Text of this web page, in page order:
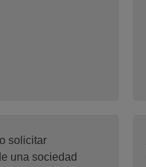
solicitar
una sociedad